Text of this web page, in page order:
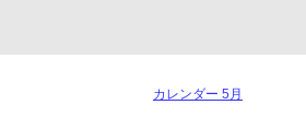
カレンダー 5月